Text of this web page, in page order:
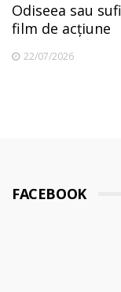
Odiseea sau
film de acțiune
22/07/2026
FACEBOOK